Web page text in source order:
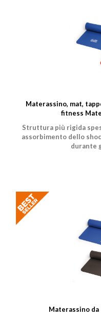
Materassino, mat,
fitness
Struttura più rigida
assorbimento dello
durante
Materassino da